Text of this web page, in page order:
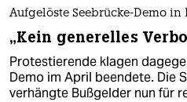
Aufgelöste Seebrücke-Demo in
„Kein generelles
Protestierende klagen
Demo im April beendete. Die
verhängte Bußgelder nun für